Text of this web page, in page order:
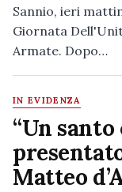
Sannio, ieri
Giornata
Armate. Dopo…
IN EVIDENZA
“Un
Matteo